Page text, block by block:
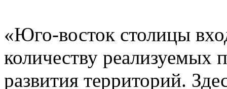
«Юго-восток столицы
количеству реализуемых
развития территорий.